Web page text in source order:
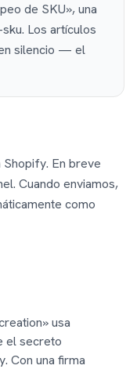
de SKU», una
Los artículos
silencio — el
Shopify. En breve
Cuando enviamos,
como
usa
el secreto
Con una firma